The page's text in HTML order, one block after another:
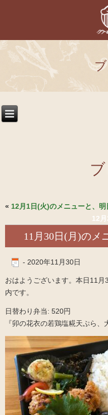
« 12月1日(火)のメニューと、明
12
11月30日(月)のメ
- 2020年11月30日
おはようございます。本日11
内です。
日替わり弁当: 520円
『卯の花衣の若鶏塩糀天ぷら、